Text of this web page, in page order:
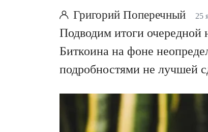
Григорий Поперечный 25
Подводим итоги
Биткоина на фоне
подробностями не лучшей